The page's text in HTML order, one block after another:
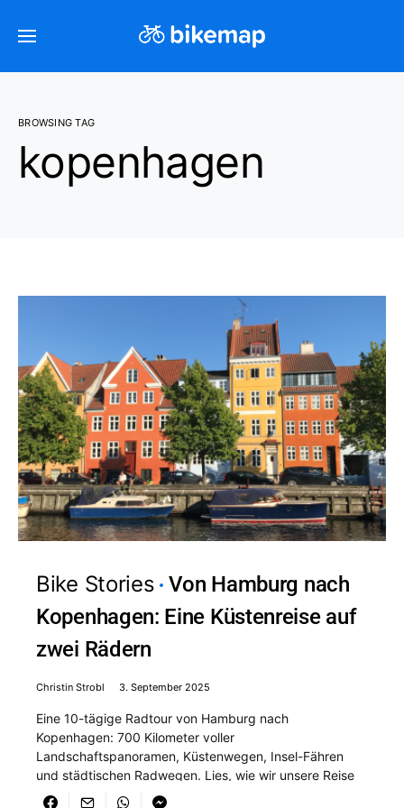
BROWSING TAG
kopenhagen
Bike Stories Von Hamburg nach
Kopenhagen: Eine Küstenreise auf
zwei Rädern
Christin Strobl 3. September 2025
Eine 10-tägige Radtour von Hamburg nach
Kopenhagen: 700 Kilometer voller
Landschaftspanoramen, Küstenwegen, Insel-Fähren
und städtischen Radwegen. Lies, wie wir unsere Reise
durch Deutschland und Dänemark geplant, gepackt